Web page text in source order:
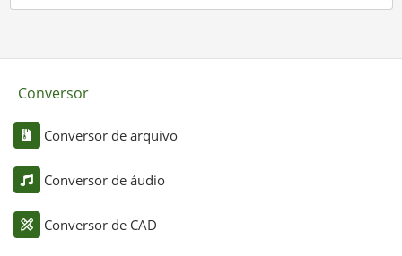
Conversor
Conversor de arquivo
Conversor de áudio
Conversor de CAD